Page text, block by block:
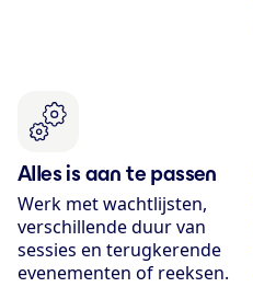
Alles is aan te passen
Werk met wachtlijsten,
verschillende duur van
sessies en terugkerende
evenementen of reeksen.